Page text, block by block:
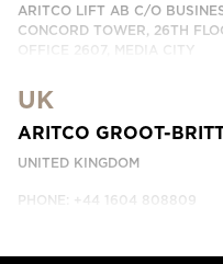
ARITCO LIFT AB C/O
CONCORD TOWER, 26TH
OFFICE 2607, MEDIA CITY
NEEM CONTACT MET ONS OP
UK
ARITCO GROOT-
UNITED KINGDOM
PHONE: +44 1604 808809